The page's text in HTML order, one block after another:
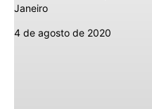
Janeiro
4 de agosto de 2020